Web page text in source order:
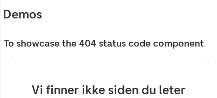
Demos
To showcase the 404 status code component
Vi finner ikke siden du leter